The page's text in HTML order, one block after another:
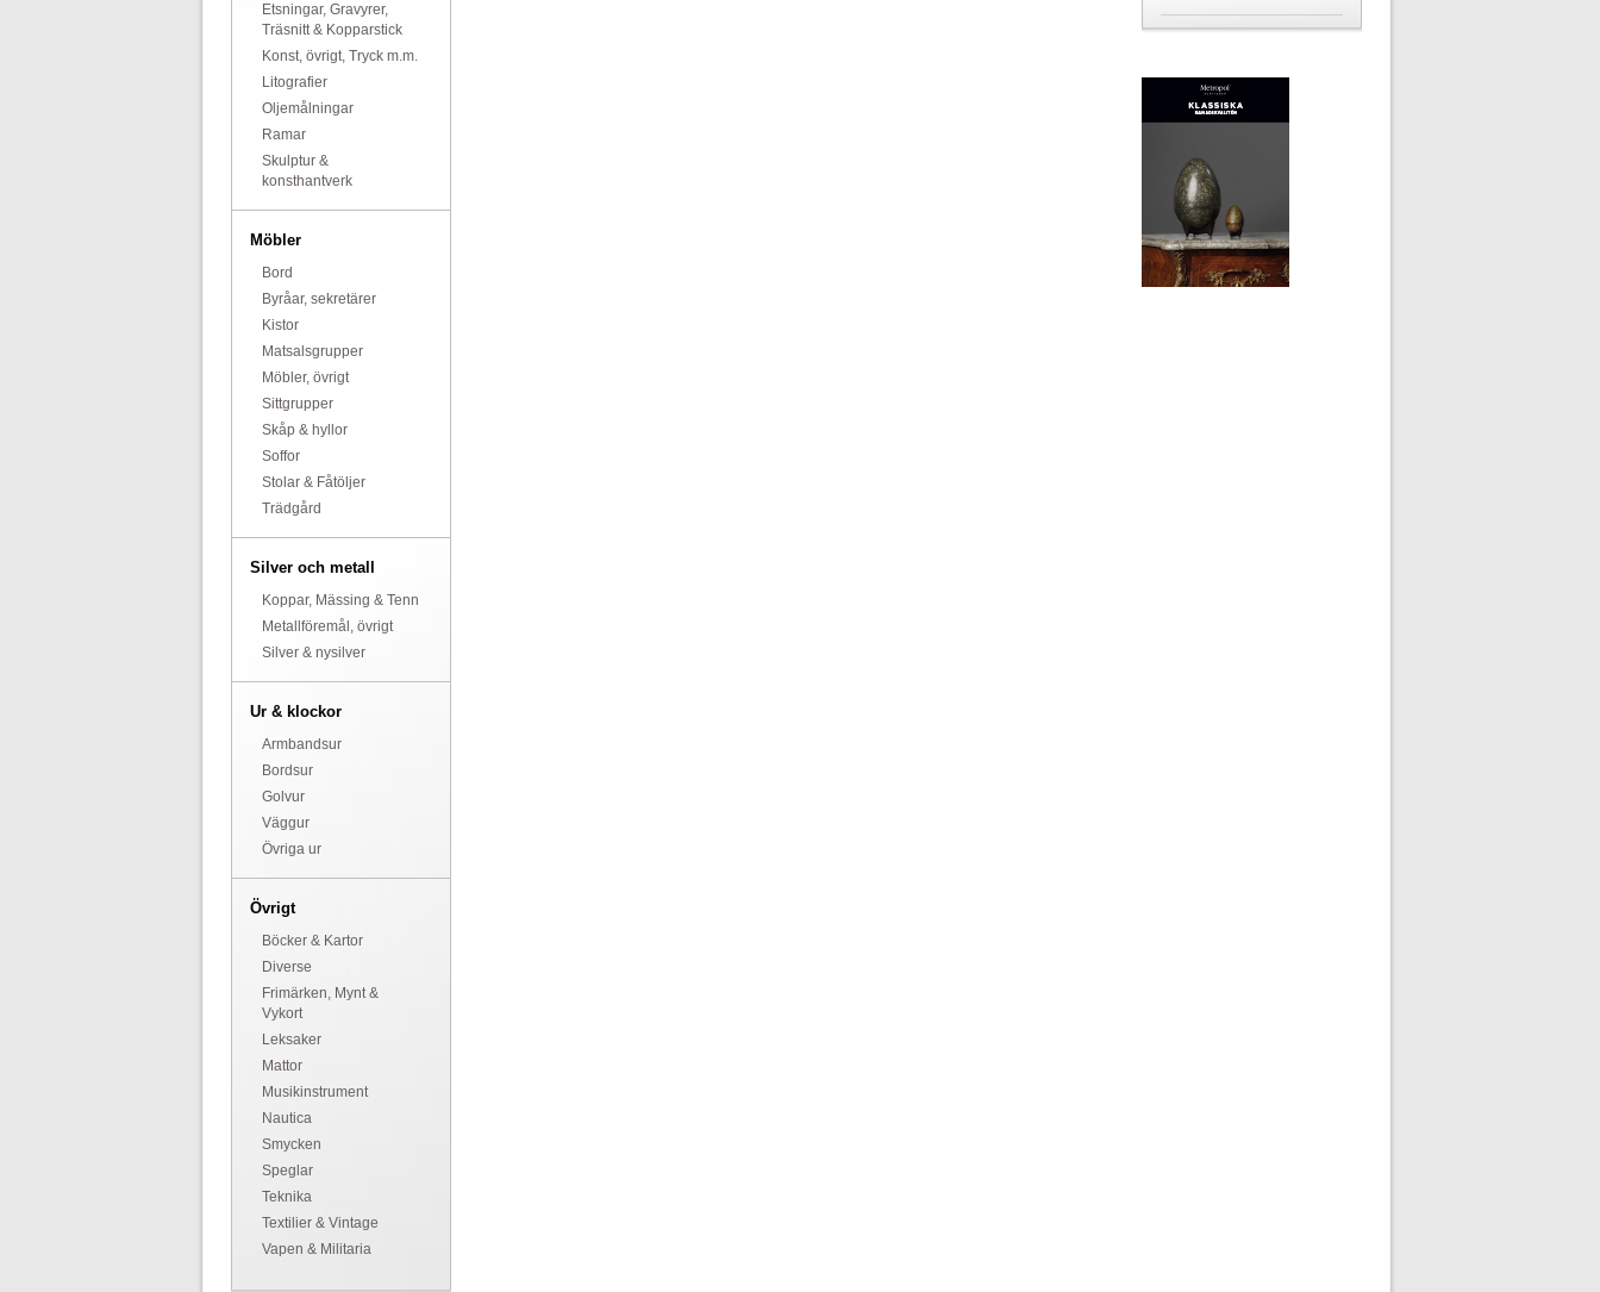
Etsningar, Gravyrer,
Träsnitt & Kopparstick
Konst, övrigt, Tryck m.m.
Litografier
Oljemålningar
Ramar
Skulptur &
konsthantverk
Möbler
Bord
Byråar, sekretärer
Kistor
Matsalsgrupper
Möbler, övrigt
Sittgrupper
Skåp & hyllor
Soffor
Stolar & Fåtöljer
Trädgård
Silver och metall
Koppar, Mässing & Tenn
Metallföremål, övrigt
Silver & nysilver
Ur & klockor
Armbandsur
Bordsur
Golvur
Väggur
Övriga ur
Övrigt
Böcker & Kartor
Diverse
Frimärken, Mynt &
Vykort
Leksaker
Mattor
Musikinstrument
Nautica
Smycken
Speglar
Teknika
Textilier & Vintage
Vapen & Militaria